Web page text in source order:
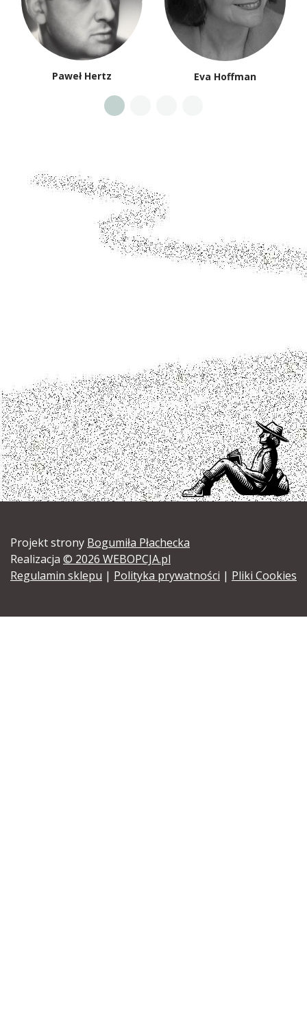
Paweł Hertz Eva Hoffman
Projekt strony Bogumiła Płachecka
Realizacja © 2026 WEBOPCJA.pl
Regulamin sklepu | Polityka prywatności | Pliki Cookies